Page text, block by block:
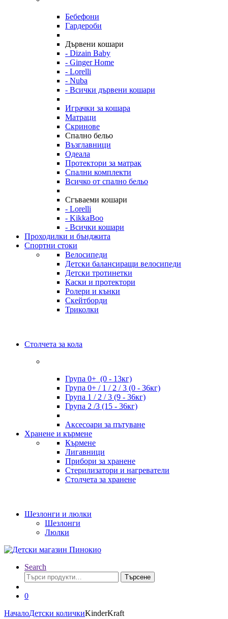
Бебефони
Гардероби
Дървени кошари
- Dizain Baby
- Ginger Home
- Lorelli
- Nuba
- Всички дървени кошари
Играчки за кошара
Матраци
Скринове
Спално бельо
Възглавници
Одеала
Протектори за матрак
Спални комплекти
Всичко от спално бельо
Сгъваеми кошари
- Lorelli
- KikkaBoo
- Всички кошари
Проходилки и бънджита
Спортни стоки
Велосипеди
Детски балансиращи велосипеди
Детски тротинетки
Каски и протектори
Ролери и кънки
Скейтборди
Триколки
Столчета за кола
Група 0+ (0 - 13кг)
Група 0+ / 1 / 2 / 3 (0 - 36кг)
Група 1 / 2 / 3 (9 - 36кг)
Група 2 /3 (15 - 36кг)
Аксесоари за пътуване
Хранене и кърмене
Кърмене
Лигавници
Прибори за хранене
Стерилизатори и нагреватели
Столчета за хранене
Шезлонги и люлки
Шезлонги
Люлки
Search
Търсене
за:
Търсене
0
НачалоДетски количкиKinderKraft